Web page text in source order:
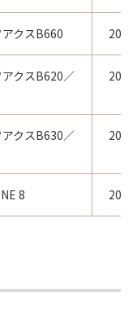
クスB660
クスB620／
クスB630／
8